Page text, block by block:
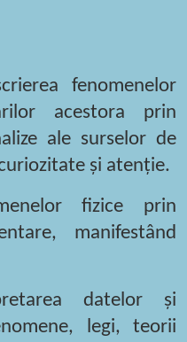
fenomenelor
acestora prin
ale surselor de
și atenție.
fizice prin
manifestând
datelor și
legi, teorii